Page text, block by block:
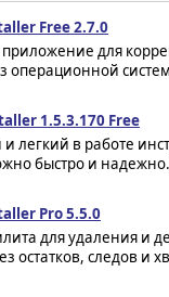
Free 2.7.0
приложение для
операционной
1.5.3.170 Free
и легкий в работе
быстро и
Pro 5.5.0
для удаления и
остатков, следов и